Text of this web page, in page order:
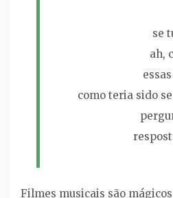
se
ah,
como teria sido
Filmes musicais são